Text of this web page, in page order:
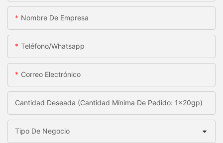
Nombre De Empresa
Teléfono/whatsapp
Correo Electrónico
Cantidad Deseada (Cantidad Mínima De Pedido: 1x20gp)
Tipo De Negocio